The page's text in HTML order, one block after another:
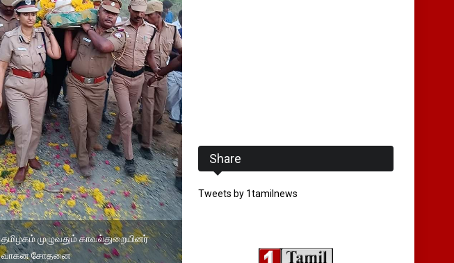
தமிழகம் முழுவதும் காவல்துறையினர்
வாகன சோதனை
Share
Tweets by 1tamilnews